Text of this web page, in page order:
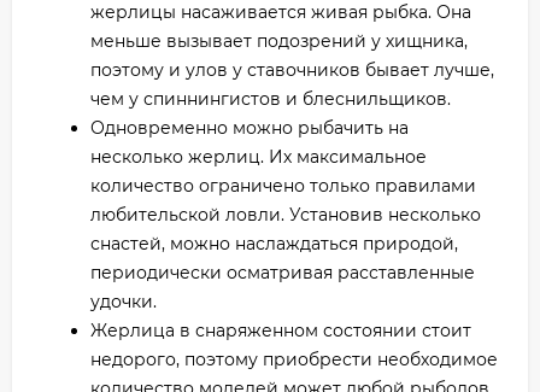
жерлицы насаживается живая рыбка. Она
меньше вызывает подозрений у хищника,
поэтому и улов у ставочников бывает лучше,
чем у спиннингистов и блеснильщиков.
Одновременно можно рыбачить на
несколько жерлиц. Их максимальное
количество ограничено только правилами
любительской ловли. Установив несколько
снастей, можно наслаждаться природой,
периодически осматривая расставленные
удочки.
Жерлица в снаряженном состоянии стоит
недорого, поэтому приобрести необходимое